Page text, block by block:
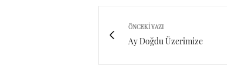
ÖNCEKI YAZI
Ay Doğdu Üzerimize